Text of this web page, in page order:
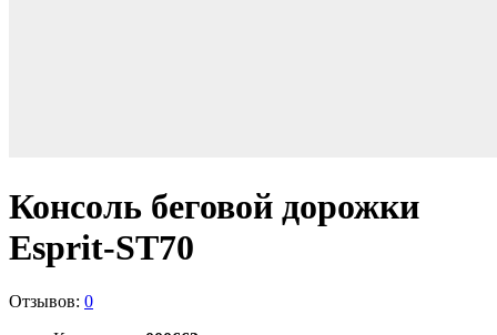
Консоль беговой дорожки
Esprit-ST70
Отзывов: 0